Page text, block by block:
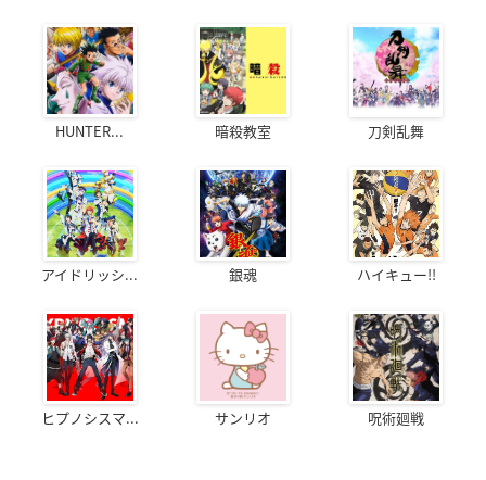
HUNTER... 暗殺教室 刀剣乱舞
アイドリッシ... 銀魂 ハイキュー!!
ヒプノシスマ... サンリオ 呪術廻戦